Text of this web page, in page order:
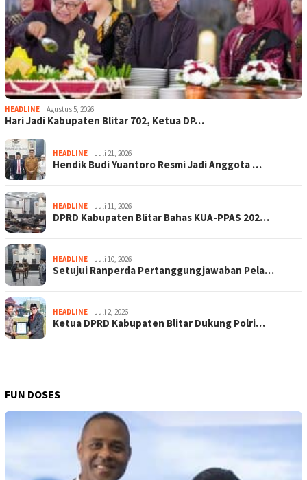
HEADLINE Agustus 5, 2026
Hari Jadi Kabupaten Blitar 702, Ketua DP…
HEADLINE Juli 21, 2026
Hendik Budi Yuantoro Resmi Jadi Anggota …
HEADLINE Juli 11, 2026
DPRD Kabupaten Blitar Bahas KUA-PPAS 202…
HEADLINE Juli 10, 2026
Setujui Ranperda Pertanggungjawaban Pela…
HEADLINE Juli 2, 2026
Ketua DPRD Kabupaten Blitar Dukung Polri…
FUN DOSES